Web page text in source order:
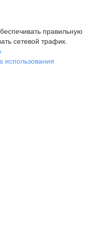
правильную
сетевой трафик.
использования